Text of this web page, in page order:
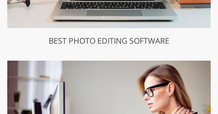
BEST PHOTO EDITING SOFTWARE